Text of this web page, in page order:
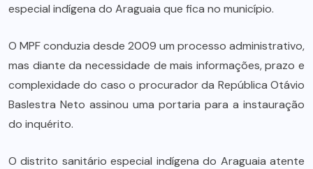
especial indígena do Araguaia que fica no município.
O MPF conduzia desde 2009 um processo administrativo,
mas diante da necessidade de mais informações, prazo e
complexidade do caso o procurador da República Otávio
Baslestra Neto assinou uma portaria para a instauração
do inquérito.
O distrito sanitário especial indígena do Araguaia atente